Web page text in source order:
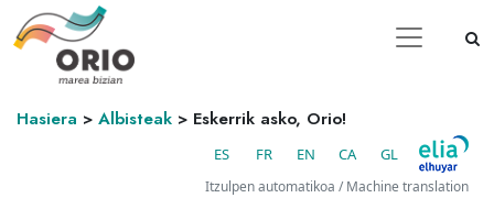
Hasiera > Albisteak > Eskerrik asko, Orio!
ES FR EN CA GL
Itzulpen automatikoa / Machine translation